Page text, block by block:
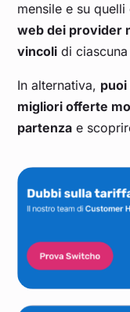
mensile e su
web dei provider
vincoli di
In alternativa, puoi
migliori offerte
partenza e